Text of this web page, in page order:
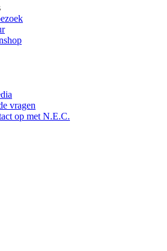
vragen
op met N.E.C.